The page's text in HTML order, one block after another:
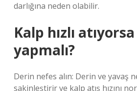
darlığına neden olabilir.
Kalp hızlı
yapmalı?
Derin nefes alın: Derin ve yavaş
sakinleştirir ve kalp atış hızını